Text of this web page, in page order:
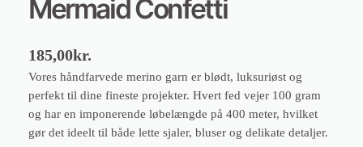
Mermaid Confetti
185,00kr.
Vores håndfarvede merino garn er blødt, luksuriøst og
perfekt til dine fineste projekter. Hvert fed vejer 100 gram
og har en imponerende løbelængde på 400 meter, hvilket
gør det ideelt til både lette sjaler, bluser og delikate detaljer.